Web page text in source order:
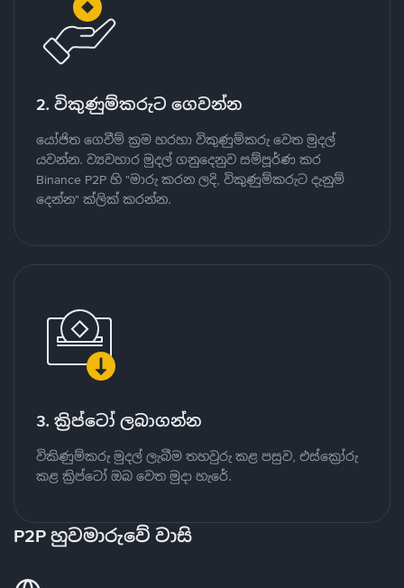
2. විකුණුම්කරුට ගෙවන්න
යෝජිත ගෙවීම් ක්‍රම හරහා විකුණුම්කරු වෙත මුදල්
යවන්න. ව්‍යවහාර මුදල් ගනුදෙනුව සම්පූර්ණ කර
Binance P2P හි "මාරු කරන ලදි, විකුණුම්කරුට දැනුම්
දෙන්න" ක්ලික් කරන්න.
3. ක්‍රිප්ටෝ ලබාගන්න
විකිණුම්කරු මුදල් ලැබීම තහවුරු කළ පසුව, එස්ක්‍රෝරු
කළ ක්‍රිප්ටෝ ඔබ වෙත මුදා හැරේ.
P2P හුවමාරුවේ වාසි